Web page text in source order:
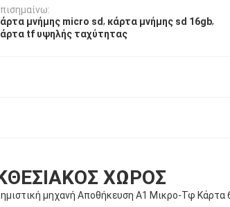
μνήμης micro sd, κάρτα μνήμης sd 16gb,
tf υψηλής ταχύτητας
ΧΏΡΟΣ
μηχανή Αποθήκευση A1 Μικρο-Τφ Κάρτα